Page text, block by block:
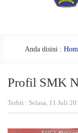
Anda disini :
Profil SMK
Terbit : Selasa, 11 Juli